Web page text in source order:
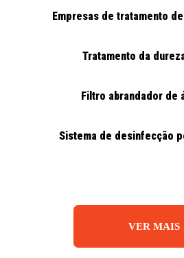
Empresas de tratamento
Tratamento da
Filtro abrandador de
Sistema de desinfecção
VER MAIS